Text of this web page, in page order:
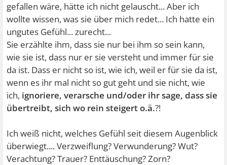
gefallen wäre, hätte ich nicht gelauscht... Aber ich
wollte wissen, was sie über mich redet... Ich hatte ein
ungutes Gefühl... zurecht...
Sie erzählte ihm, dass sie nur bei ihm so sein kann,
wie sie ist, dass nur er sie versteht und immer für sie
da ist. Dass er nicht so ist, wie ich, weil er für sie da ist,
wenn es ihr mal nicht so gut geht und sie nicht, wie
ich, ignoriere, verarsche und/oder ihr sage, dass sie
übertreibt, sich wo rein steigert o.ä.?!
Ich weiß nicht, welches Gefühl seit diesem Augenblick
überwiegt.... Verzweiflung? Verwunderung? Wut?
Verachtung? Trauer? Enttäuschung? Zorn?